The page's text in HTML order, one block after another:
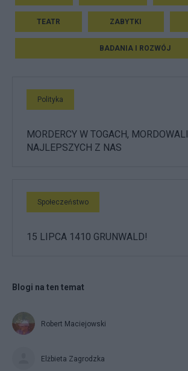
TEATR ZABYTKI
BADANIA I ROZWÓJ
Polityka
MORDERCY W TOGACH, MORDOWALI
NAJLEPSZYCH Z NAS
Społeczeństwo
15 LIPCA 1410 GRUNWALD!
Blogi na ten temat
Robert Maciejowski
Elżbieta Zagrodzka